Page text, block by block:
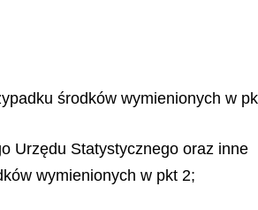
środków wymienionych w
Urzędu Statystycznego oraz inne
wymienionych w pkt 2;